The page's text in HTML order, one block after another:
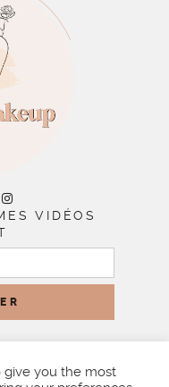
VIDÉOS
:
SHOP
give you the most